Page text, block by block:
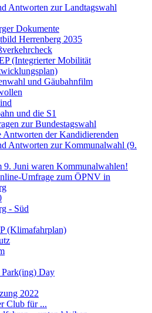
Antworten zur Landtagswahl
Dokumente
Herrenberg 2035
(Integrierter Mobilität
und Gäubahnfilm
und die S1
zur Bundestagswahl
Antworten der Kandidierenden
Antworten zur Kommunalwahl (9.
9. Juni waren Kommunalwahlen!
Umfrage zum ÖPNV in
- Süd
(Klimafahrplan)
Day
2022
Club für ...